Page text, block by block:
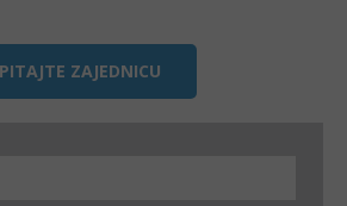
PITAJTE ZAJEDNICU